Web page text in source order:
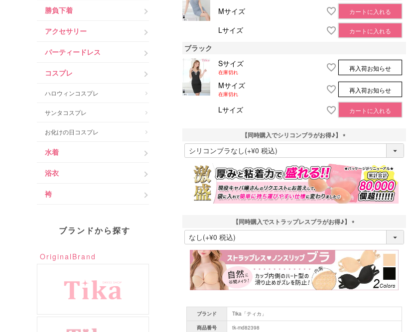
勝負下着
アクセサリー
パーティードレス
コスプレ
ハロウィンコスプレ
サンタコスプレ
お化けの日コスプレ
水着
浴衣
袴
ブランドから探す
OriginalBrand
Mサイズ カートに入れる
Lサイズ カートに入れる
ブラック
Sサイズ
在庫切れ
再入荷お知らせ
Mサイズ
在庫切れ
再入荷お知らせ
Lサイズ カートに入れる
【同時購入でシリコンブラがお得♪】
(
必
須
)
【同時購入でストラップレスブラがお得♪】
(
必
須
)
ブランド
Tika「ティカ」
商品番号
tk-md82398